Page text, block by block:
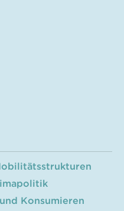
Konsumieren